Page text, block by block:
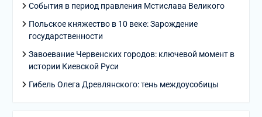
События в период правления Мстислава Великого
Польское княжество в 10 веке: Зарождение
государственности
Завоевание Червенских городов: ключевой момент в
истории Киевской Руси
Гибель Олега Древлянского: тень междоусобицы